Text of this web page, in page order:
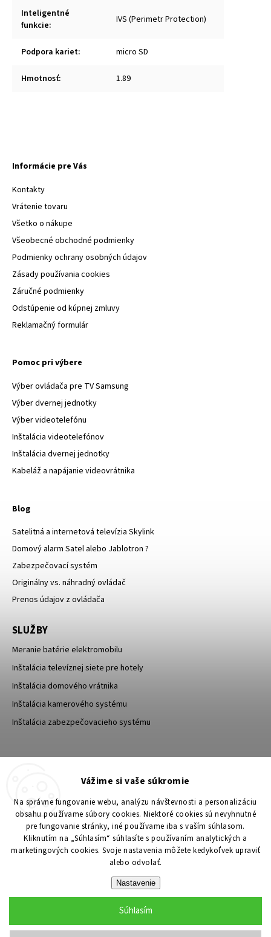
Vážime si vaše súkromie
Na správne fungovanie webu, analýzu návštevnosti a personalizáciu
obsahu používame súbory cookies. Niektoré cookies sú nevyhnutné
pre fungovanie stránky, iné používame iba s vaším súhlasom.
Kliknutím na „Súhlasím“ súhlasíte s používaním analytických a
marketingových cookies. Svoje nastavenia môžete kedykoľvek upraviť
alebo odvolať.
Nastavenie
Súhlasím
Inteligentné
funkcie: IVS (Perimetr Protection)
Podpora kariet: micro SD
Hmotnosť: 1.89
Informácie pre Vás
Kontakty
Vrátenie tovaru
Všetko o nákupe
Všeobecné obchodné podmienky
Podmienky ochrany osobných údajov
Zásady používania cookies
Záručné podmienky
Odstúpenie od kúpnej zmluvy
Reklamačný formulár
Pomoc pri výbere
Výber ovládača pre TV Samsung
Výber dvernej jednotky
Výber videotelefónu
Inštalácia videotelefónov
Inštalácia dvernej jednotky
Kabeláž a napájanie videovrátnika
Blog
Satelitná a internetová televízia Skylink
Domový alarm Satel alebo Jablotron ?
Zabezpečovací systém
Originálny vs. náhradný ovládač
Prenos údajov z ovládača
SLUŽBY
Meranie batérie elektromobilu
Inštalácia televíznej siete pre hotely
Inštalácia domového vrátnika
Inštalácia kamerového systému
Inštalácia zabezpečovacieho systému
Upraviť nastavenie cookies